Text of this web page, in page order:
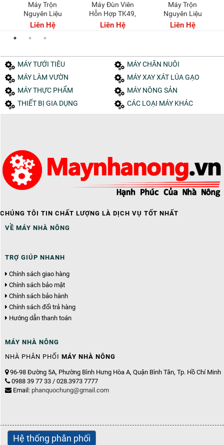
Máy Trộn
Nguyên Liệu
Buồng Đứng
Liên Hệ
Máy Đùn Viên
Hỗn Hợp TK49,
Động Cơ 3KW
Liên Hệ
Máy Trộn
Nguyên Liệu
Nằm Ngang
Inox 150kg /
Liên Hệ
MÁY TƯỚI TIÊU
MÁY CHĂN NUÔI
MÁY LÀM VƯỜN
MÁY XAY XÁT LÚA GẠO
MÁY THỰC PHẨM
MÁY NÔNG SẢN
THIẾT BỊ GIA DỤNG
CÁC LOẠI MÁY KHÁC
CHÚNG TÔI TIN CHẤT LƯỢNG LÀ DỊCH VỤ TỐT NHẤT
VỀ MÁY NHÀ NÔNG
TRỢ GIÚP NHANH
Chính sách giao hàng
Chính sách bảo mật
Chính sách bảo hành
Chính sách đổi trả hàng
Hướng dẫn thanh toán
MÁY NHÀ NÔNG
NHÀ PHÂN PHỐI MÁY NHÀ NÔNG
96-98 Đường 5A, Phường Bình Hưng Hòa A, Quận Bình Tân, Tp. Hồ Chí Minh
0988 39 77 33 / 028.3973 7777
Email: phanquochung@gmail.com
Hệ thống phân phối